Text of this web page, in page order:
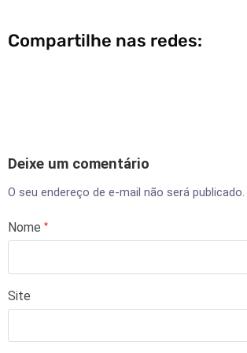
Compartilhe nas redes:
Deixe um comentário
O seu endereço de e-mail não será publicado.
Nome *
Site